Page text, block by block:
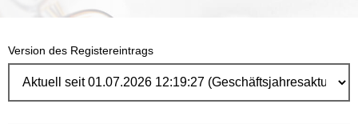
Version des Registereintrags